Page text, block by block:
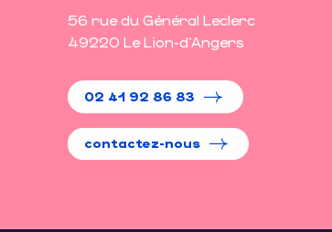
56 rue du Général Leclerc
49220 Le Lion-d'Angers
02 41 92 86 83
contactez-nous